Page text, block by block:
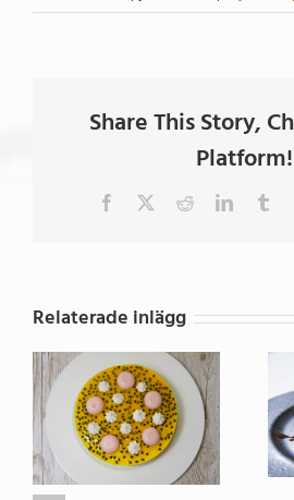
Share This Story,
Platform!
Facebook RedditLinkedIn
Relaterade inlägg